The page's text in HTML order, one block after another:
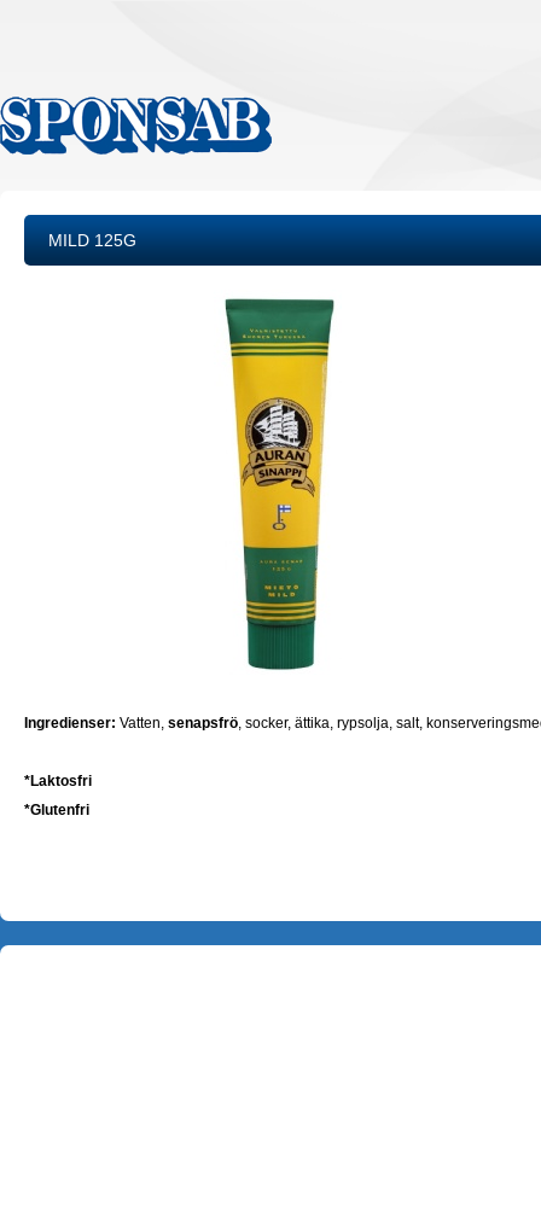
MILD 125G
Ingredienser: Vatten, senapsfrö, socker, ättika, rypsolja, salt,
*Laktosfri
*Glutenfri